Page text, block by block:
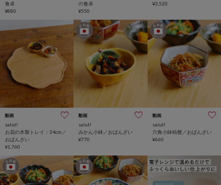
食卓
¥880
の食卓
¥550
¥3,520
動画
salut!
お花の木製トレイ：34cm／
おばんざい
¥1,760
動画
salut!
みかん小鉢／おばんざい
¥770
動画
salut!
六角小鉢桔梗／おばんざい
¥660